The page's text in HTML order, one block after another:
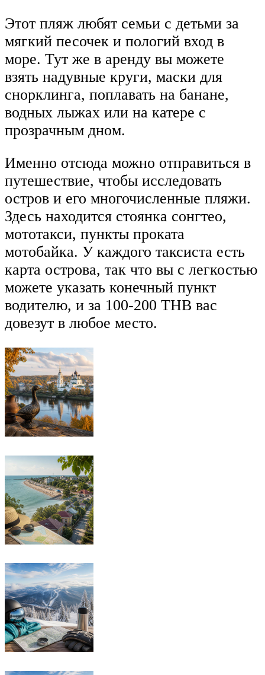
Этот пляж любят семьи с детьми за
мягкий песочек и пологий вход в
море. Тут же в аренду вы можете
взять надувные круги, маски для
снорклинга, поплавать на банане,
водных лыжах или на катере с
прозрачным дном.
Именно отсюда можно отправиться в
путешествие, чтобы исследовать
остров и его многочисленные пляжи.
Здесь находится стоянка сонгтео,
мототакси, пункты проката
мотобайка. У каждого таксиста есть
карта острова, так что вы с легкостью
можете указать конечный пункт
водителю, и за 100-200 ТНВ вас
довезут в любое место.